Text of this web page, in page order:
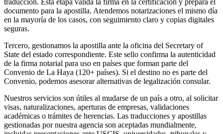
documento para la apostilla. Atendemos notarizaciones el mismo día
en la mayoría de los casos, con seguimiento claro y copias digitales
seguras.
Tercero, gestionamos la apostilla ante la oficina del Secretary of
State del estado correspondiente. Este sello confirma la autenticidad
de la firma notarial para uso en países que forman parte del
Convenio de La Haya (120+ países). Si el destino no es parte del
Convenio, podemos asesorar alternativas de legalización consular.
Nuestros servicios son útiles al mudarse de un país a otro, al solicitar
visas, naturalizaciones, aperturas de empresas, validaciones
académicas o trámites de herencias. Las traducciones y apostillas
gestionadas por nuestra agencia son aceptadas mundialmente,